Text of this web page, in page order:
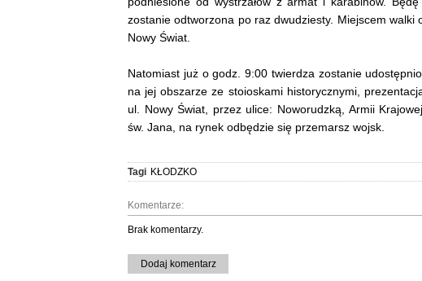
zostanie odtworzona po raz dwudziesty. Miejscem
Nowy Świat.
Natomiast już o godz. 9:00 twierdza zostanie
na jej obszarze ze stoioskami historycznymi,
ul. Nowy Świat, przez ulice: Noworudzką, Armii
św. Jana, na rynek odbędzie się przemarsz wojsk.
Tagi KŁODZKO
Komentarze:
Brak komentarzy.
Dodaj komentarz